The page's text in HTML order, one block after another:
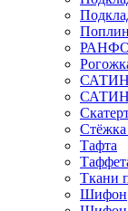
Тафта
Ткани
Шифон